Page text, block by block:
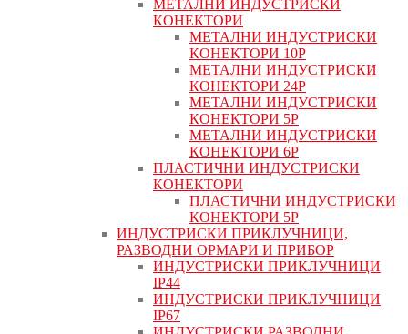
МЕТАЛНИ ИНДУСТРИСКИ
КОНЕКТОРИ
МЕТАЛНИ ИНДУСТРИСКИ
КОНЕКТОРИ 10P
МЕТАЛНИ ИНДУСТРИСКИ
КОНЕКТОРИ 24P
МЕТАЛНИ ИНДУСТРИСКИ
КОНЕКТОРИ 5P
МЕТАЛНИ ИНДУСТРИСКИ
КОНЕКТОРИ 6P
ПЛАСТИЧНИ ИНДУСТРИСКИ
КОНЕКТОРИ
ПЛАСТИЧНИ ИНДУСТРИСКИ
КОНЕКТОРИ 5P
ИНДУСТРИСКИ ПРИКЛУЧНИЦИ,
РАЗВОДНИ ОРМАРИ И ПРИБОР
ИНДУСТРИСКИ ПРИКЛУЧНИЦИ
IP44
ИНДУСТРИСКИ ПРИКЛУЧНИЦИ
IP67